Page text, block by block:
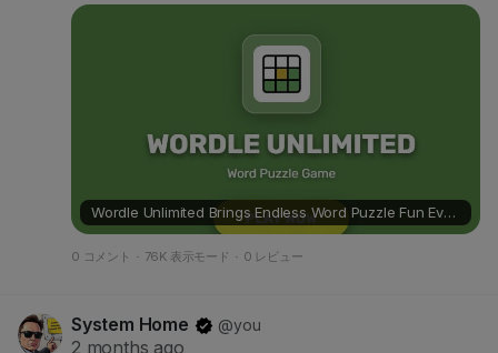
Wordle Unlimited Brings Endless Word Puzzle Fun Every Day
0 コメント · 76K 表示モード · 0 レビュー
System Home @you
2 months ago